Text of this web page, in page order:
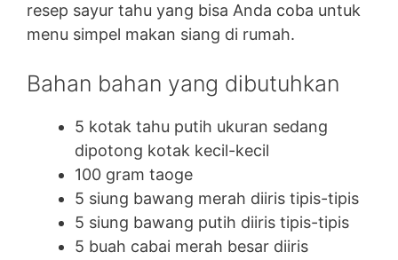
resep sayur tahu yang bisa Anda coba untuk
menu simpel makan siang di rumah.
Bahan bahan yang dibutuhkan
5 kotak tahu putih ukuran sedang
dipotong kotak kecil-kecil
100 gram taoge
5 siung bawang merah diiris tipis-tipis
5 siung bawang putih diiris tipis-tipis
5 buah cabai merah besar diiris